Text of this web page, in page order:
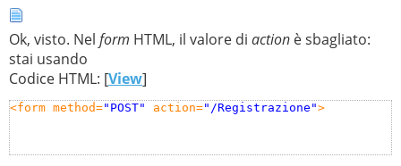
Ok, visto. Nel form HTML, il valore di action è sbagliato:
stai usando
Codice HTML: [View]
<form method="POST" action="/Registrazione">